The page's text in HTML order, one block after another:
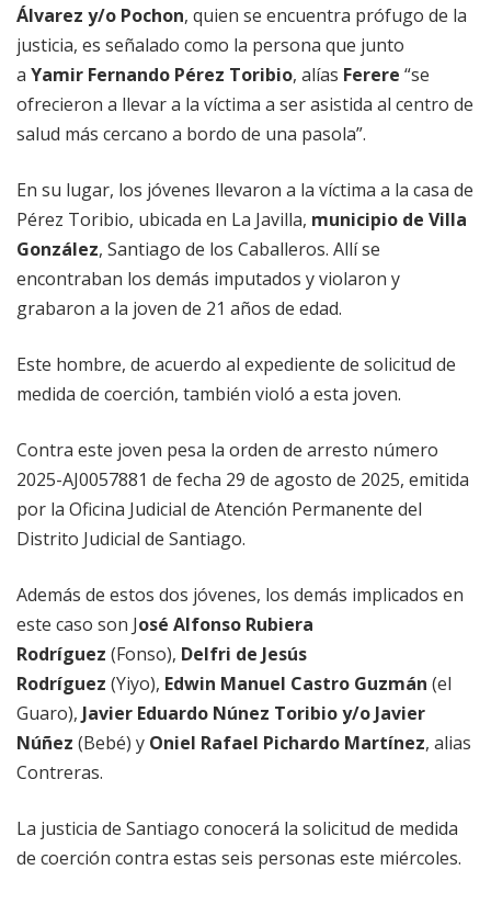
Álvarez y/o Pochon, quien se encuentra prófugo de la
justicia, es señalado como la persona que junto
a Yamir Fernando Pérez Toribio, alías Ferere “se
ofrecieron a llevar a la víctima a ser asistida al centro de
salud más cercano a bordo de una pasola”.
En su lugar, los jóvenes llevaron a la víctima a la casa de
Pérez Toribio, ubicada en La Javilla, municipio de Villa
González, Santiago de los Caballeros. Allí se
encontraban los demás imputados y violaron y
grabaron a la joven de 21 años de edad.
Este hombre, de acuerdo al expediente de solicitud de
medida de coerción, también violó a esta joven.
Contra este joven pesa la orden de arresto número
2025-AJ0057881 de fecha 29 de agosto de 2025, emitida
por la Oficina Judicial de Atención Permanente del
Distrito Judicial de Santiago.
Además de estos dos jóvenes, los demás implicados en
este caso son José Alfonso Rubiera
Rodríguez (Fonso), Delfri de Jesús
Rodríguez (Yiyo), Edwin Manuel Castro Guzmán (el
Guaro), Javier Eduardo Núnez Toribio y/o Javier
Núñez (Bebé) y Oniel Rafael Pichardo Martínez, alias
Contreras.
La justicia de Santiago conocerá la solicitud de medida
de coerción contra estas seis personas este miércoles.